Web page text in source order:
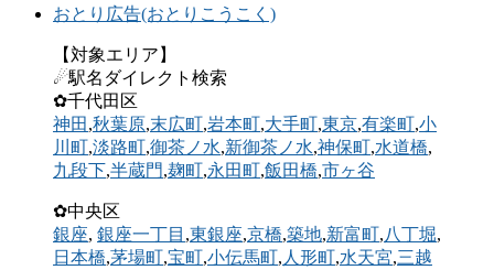
おとり広告(おとりこうこく)
【対象エリア】
☄駅名ダイレクト検索
✿千代田区
神田 ,秋葉原,末広町,岩本町,大手町,東京,有楽町,小
川町,淡路町,御茶ノ水,新御茶ノ水,神保町,水道橋,
九段下,半蔵門,麹町,永田町,飯田橋,市ヶ谷
✿中央区
銀座, 銀座一丁目 ,東銀座,京橋,築地,新富町,八丁堀,
日本橋,茅場町,宝町,小伝馬町, 人形町,水天宮,三越